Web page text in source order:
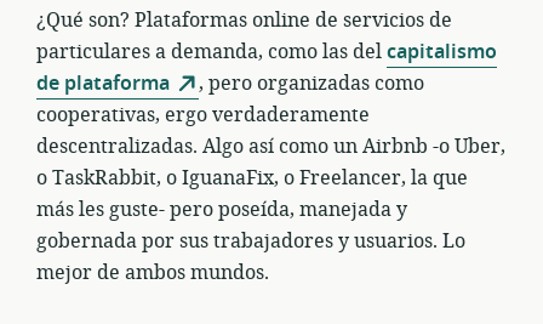
¿Qué son? Plataformas online de servicios de
particulares a demanda, como las delcapitalismo
de plataforma
, pero organizadas como
cooperativas, ergo verdaderamente
descentralizadas. Algo así como un Airbnb -o Uber,
o TaskRabbit, o IguanaFix, o Freelancer, la que
más les guste- pero poseída, manejada y
gobernada por sus trabajadores y usuarios. Lo
mejor de ambos mundos.